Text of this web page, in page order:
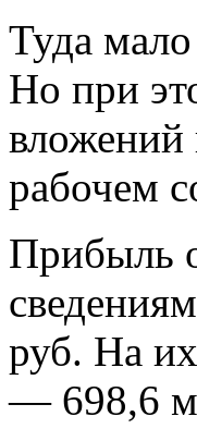
Туда
Но при
вложений
рабочем
Прибыль
руб. На
— 698,6